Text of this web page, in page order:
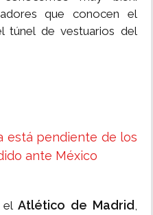
que conocen el
túnel de vestuarios del
está pendiente de los
ante México
el Atlético de Madrid ,